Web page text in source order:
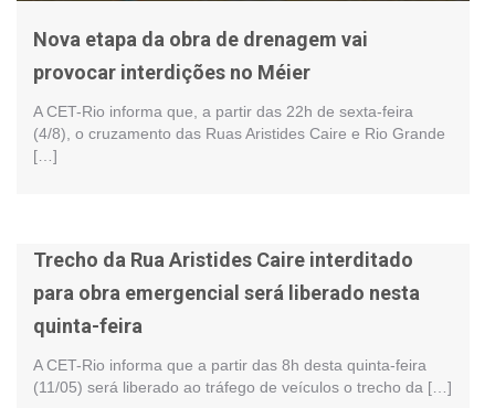
Nova etapa da obra de drenagem vai
provocar interdições no Méier
A CET-Rio informa que, a partir das 22h de sexta-feira
(4/8), o cruzamento das Ruas Aristides Caire e Rio Grande
[…]
Trecho da Rua Aristides Caire interditado
para obra emergencial será liberado nesta
quinta-feira
A CET-Rio informa que a partir das 8h desta quinta-feira
(11/05) será liberado ao tráfego de veículos o trecho da […]